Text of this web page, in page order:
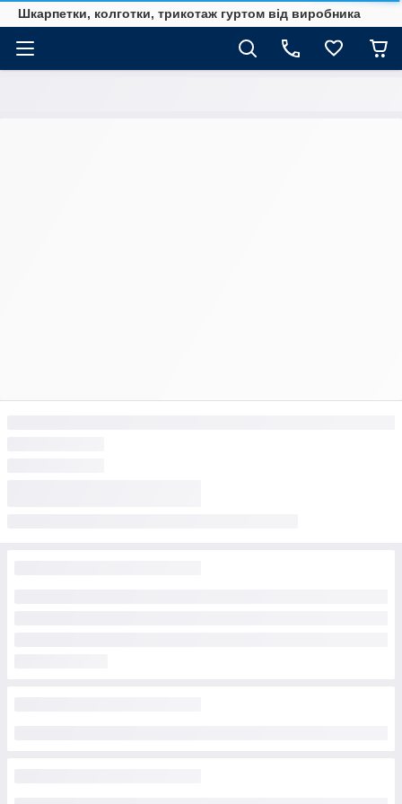
Шкарпетки, колготки, трикотаж гуртом від виробника